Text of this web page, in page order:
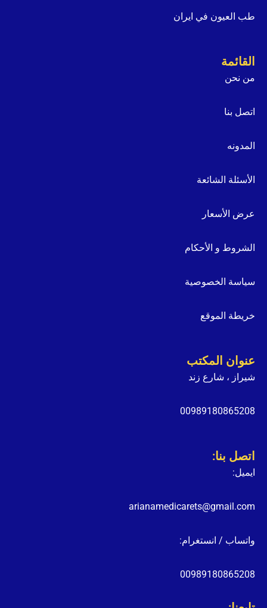
طب العيون في ايران
القائمة
من نحن
اتصل بنا
المدونه
الأسئلة الشائعة
عرض الأسعار
الشروط و الأحكام
سياسة الخصوصية
خريطة الموقع
عنوان المكتب
شيراز ، شارع زند
00989180865208
اتصل بنا:
ايميل:
arianamedicarets@gmail.com
واتساب / انستغرام:
00989180865208